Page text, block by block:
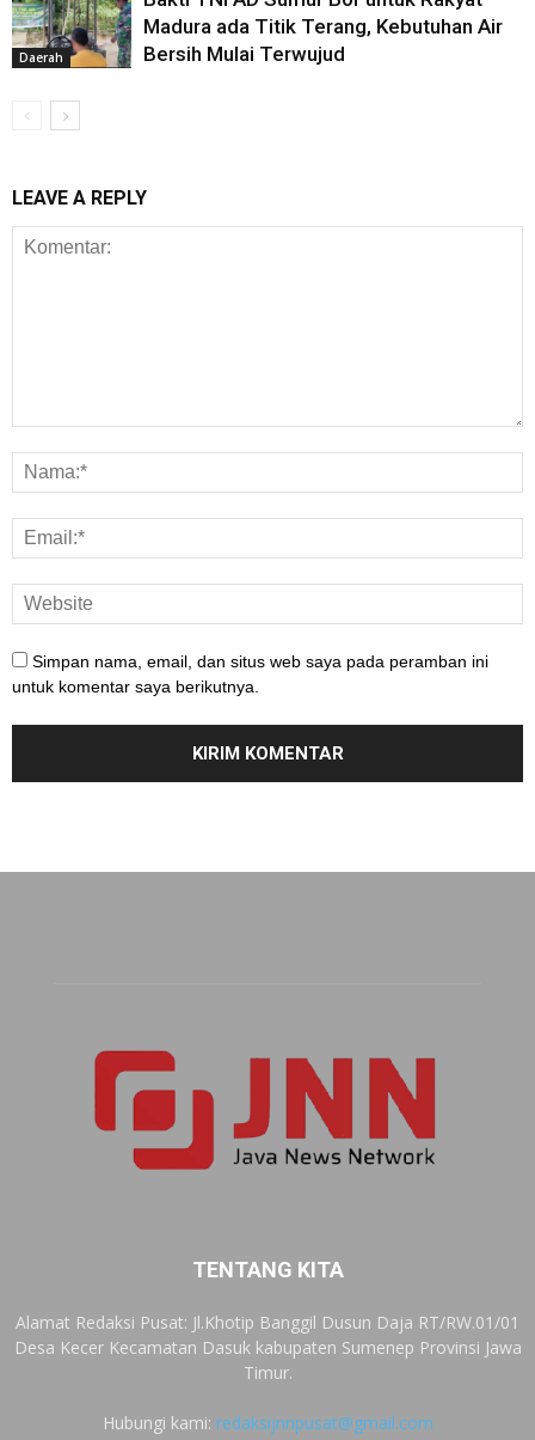
Daerah
Madura ada Titik Terang, Kebutuhan Air
Bersih Mulai Terwujud
LEAVE A REPLY
Simpan nama, email, dan situs web saya pada peramban ini
untuk komentar saya berikutnya.
TENTANG KITA
Alamat Redaksi Pusat: Jl.Khotip Banggil Dusun Daja RT/RW.01/01
Desa Kecer Kecamatan Dasuk kabupaten Sumenep Provinsi Jawa
Timur.
Hubungi kami: redaksijnnpusat@gmail.com